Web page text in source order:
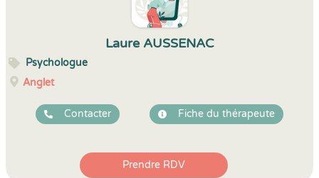
Laure AUSSENAC
Psychologue
Anglet
Contacter Fiche du thérapeute
Prendre RDV